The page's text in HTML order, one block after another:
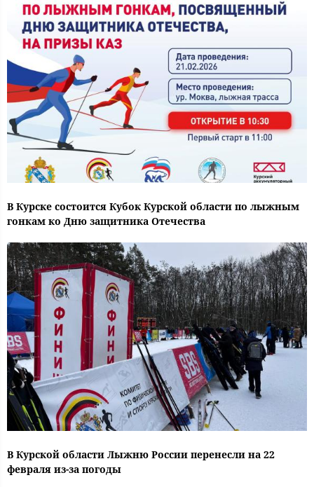
В Курске состоится Кубок Курской области по лыжным
гонкам ко Дню защитника Отечества
В Курской области Лыжню России перенесли на 22
февраля из-за погоды